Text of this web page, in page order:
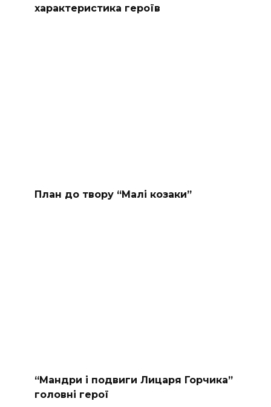
характеристика героїв
План до твору “Малі козаки”
“Мандри і подвиги Лицаря Горчика”
головні герої